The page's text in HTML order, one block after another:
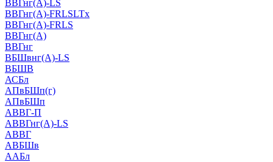
ВВГнг(А)-LS
ВВГнг(А)-FRLSLTx
ВВГнг(А)-FRLS
ВВГнг(А)
ВВГнг
ВБШвнг(А)-LS
ВБШВ
АСБл
АПвБШп(г)
АПвБШп
АВВГ-П
АВВГнг(А)-LS
АВВГ
АВБШв
ААБл